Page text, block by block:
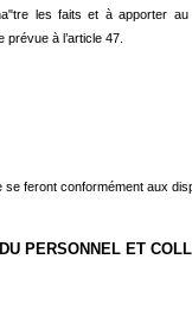
les faits et à apporter
à l’article 47.
se feront conformément aux
PERSONNEL ET